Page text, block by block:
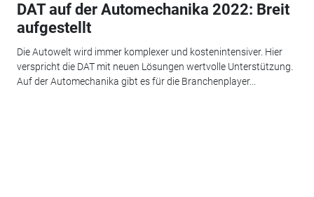
DAT auf der Automechanika 2022: Breit
aufgestellt
Die Autowelt wird immer komplexer und kostenintensiver. Hier
verspricht die DAT mit neuen Lösungen wertvolle Unterstützung.
Auf der Automechanika gibt es für die Branchenplayer...